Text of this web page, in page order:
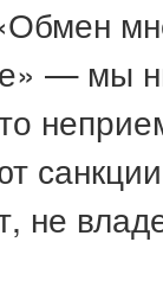
— мы
не